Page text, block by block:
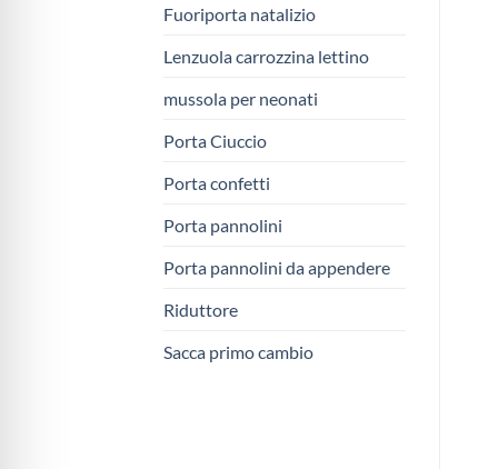
Fuoriporta natalizio
Lenzuola carrozzina lettino
mussola per neonati
Porta Ciuccio
Porta confetti
Porta pannolini
Porta pannolini da appendere
Riduttore
Sacca primo cambio